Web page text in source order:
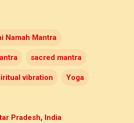
Namah Mantra
sacred mantra
vibration Yoga
Pradesh, India